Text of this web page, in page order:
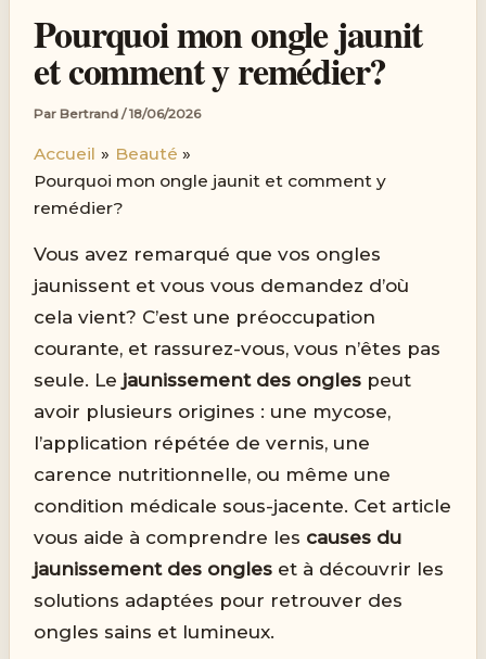
Pourquoi mon ongle jaunit
et comment y remédier?
Par Bertrand/18/06/2026
Accueil
Beauté
Pourquoi mon ongle jaunit et comment y
remédier?
Vous avez remarqué que vos ongles
jaunissent et vous vous demandez d’où
cela vient? C’est une préoccupation
courante, et rassurez-vous, vous n’êtes pas
seule. Le jaunissement des ongles peut
avoir plusieurs origines : une mycose,
l’application répétée de vernis, une
carence nutritionnelle, ou même une
condition médicale sous-jacente. Cet article
vous aide à comprendre les causes du
jaunissement des ongles et à découvrir les
solutions adaptées pour retrouver des
ongles sains et lumineux.